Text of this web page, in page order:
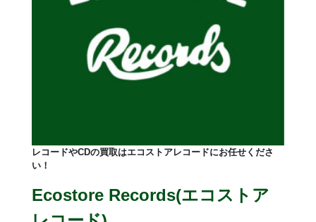
レコードやCDの買取はエコストアレコードにお任せくださ
い！
Ecostore Records(エコストア